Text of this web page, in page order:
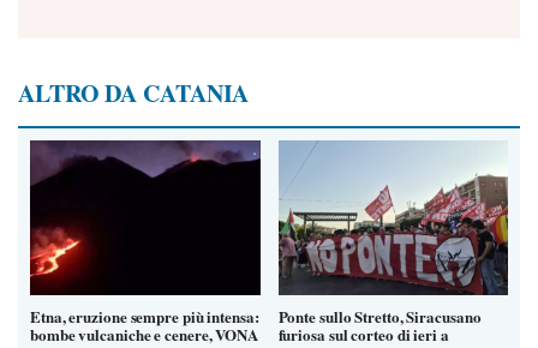
ALTRO DA CATANIA
Etna, eruzione sempre più intensa:
bombe vulcaniche e cenere, VONA
Ponte sullo Stretto, Siracusano
furiosa sul corteo di ieri a